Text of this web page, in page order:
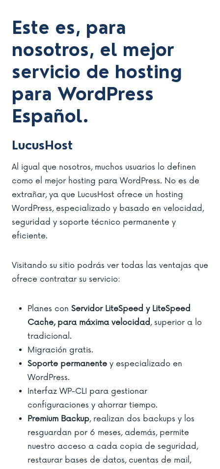
Este es, para
nosotros, el mejor
servicio de hosting
para WordPress
Español.
LucusHost
Al igual que nosotros, muchos usuarios lo definen
como el mejor hosting para WordPress. No es de
extrañar, ya que LucusHost ofrece un hosting
WordPress, especializado y basado en velocidad,
seguridad y soporte técnico permanente y
eficiente.
Visitando su sitio podrás ver todas las ventajas que
ofrece contratar su servicio:
Planes con Servidor LiteSpeed y LiteSpeed
Cache, para máxima velocidad , superior a lo
tradicional.
Migración gratis.
Soporte permanente y especializado en
WordPress.
Interfaz WP-CLI para gestionar
configuraciones y ahorrar tiempo.
Premium Backup, realizan dos backups y los
resguardan por 6 meses, además, permite
nuestro acceso a cada copia de seguridad,
restaurar bases de datos, cuentas de mail,